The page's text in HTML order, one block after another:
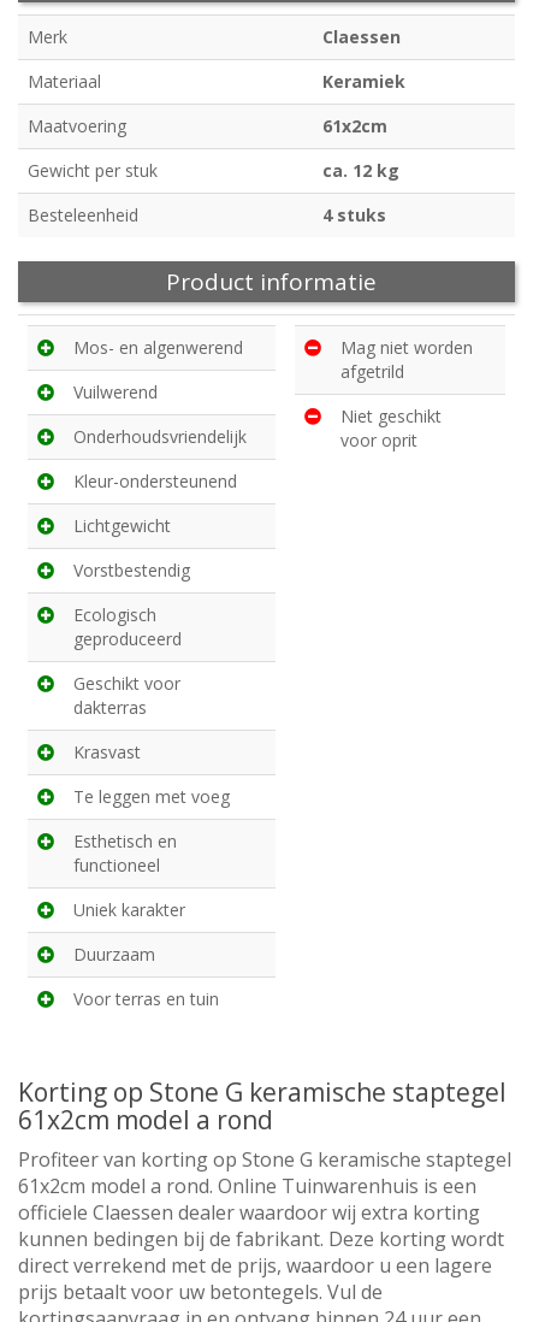
Merk
Claessen
Materiaal
Keramiek
Maatvoering
61x2cm
Gewicht per stuk
ca. 12 kg
Besteleenheid
4 stuks
Product informatie
Mos- en algenwerend
Vuilwerend
Onderhoudsvriendelijk
Kleur-ondersteunend
Lichtgewicht
Vorstbestendig
Ecologisch
geproduceerd
Geschikt voor
dakterras
Krasvast
Te leggen met voeg
Esthetisch en
functioneel
Uniek karakter
Duurzaam
Voor terras en tuin
Mag niet worden
afgetrild
Niet geschikt
voor oprit
Korting op Stone G keramische staptegel
61x2cm model a rond
Profiteer van korting op Stone G keramische staptegel
61x2cm model a rond. Online Tuinwarenhuis is een
officiele Claessen dealer waardoor wij extra korting
kunnen bedingen bij de fabrikant. Deze korting wordt
direct verrekend met de prijs, waardoor u een lagere
prijs betaalt voor uw betontegels. Vul de